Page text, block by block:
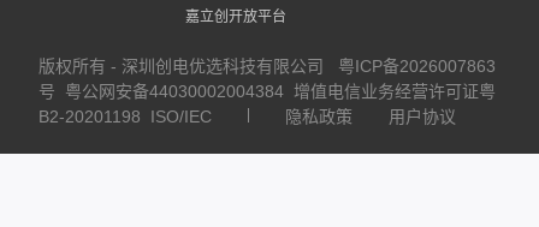
嘉立创开放平台
版权所有 - 深圳创电优选科技有限公司
粤ICP备2026007863
号
粤公网安备44030002004384 增值电信业务经营许可证粤
B2-20201198
ISO/IEC 隐私政策 用户协议